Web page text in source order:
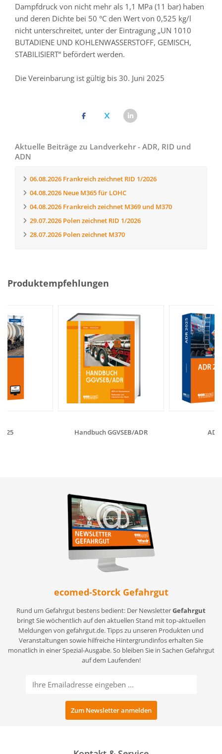
Dampfdruck von nicht mehr als 1,1 MPa (11 bar) haben
und deren Dichte bei 50 °C den Wert von 0,525 kg/l
nicht unterschreitet, unter der Eintragung „UN 1010
BUTADIENE UND KOHLENWASSERSTOFF, GEMISCH,
STABILISIERT“ befördert werden.
Die Vereinbarung ist gültig bis 30. Juni 2025
Aktuelle Beiträge zu Landverkehr - ADR, RID und
ADN
06.08.2026 Frankreich zeichnet RID 1/2026
04.08.2026 Neue M365 für LOHC
04.08.2026 Frankreich zeichnet M369 und M370
29.07.2026 Polen zeichnet RID 1/2026
28.07.2026 Polen zeichnet M370
Produktempfehlungen
Handbuch GGVSEB/ADR
ecomed-Storck Gefahrgut
Rund um Gefahrgut bestens bedient: Der NewsletterGefahrgut
bringt Sie wöchentlich auf den aktuellen Stand mit top-aktuellen
Meldungen von gefahrgut.de. Tipps zu unseren Produkten und
Veranstaltungen sowie hilfreiche Hintergrundinfos erhalten Sie
monatlich in einer Spezial-Ausgabe. So bleiben Sie in Sachen Gefahrgut
auf dem Laufenden!